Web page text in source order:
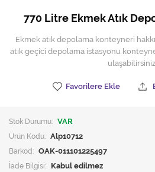
Tek-Çift Kovalı Temizlik Arabası
Toptan Temizlik Malzemeleri
Yedek Parçalar
770 Litre Ekmek Atık
Ekmek atık depolama konteyneri
atık geçici depolama istasyonu
ulaşabilirsiniz.
Favorilere Ekle
Stok Durumu: VAR
Ürün Kodu: Alp10712
Barkod: OAK-011101225497
İade Bilgisi: